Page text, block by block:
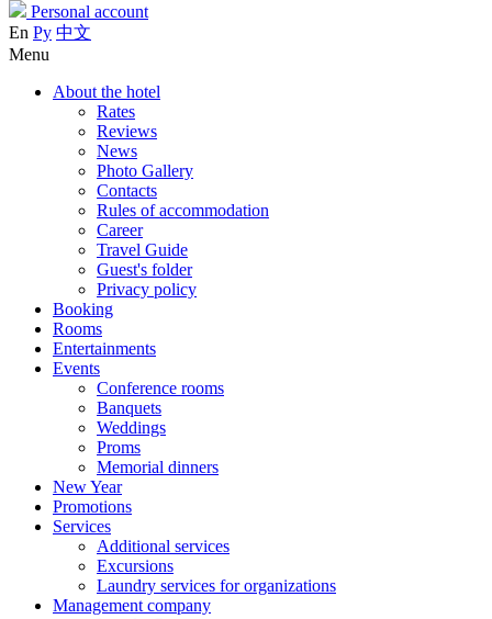
Personal account
En Ру 中文
Menu
About the hotel
Rates
Reviews
News
Photo Gallery
Contacts
Rules of accommodation
Career
Travel Guide
Guest's folder
Privacy policy
Booking
Rooms
Entertainments
Events
Conference rooms
Banquets
Weddings
Proms
Memorial dinners
New Year
Promotions
Services
Additional services
Excursions
Laundry services for organizations
Management company